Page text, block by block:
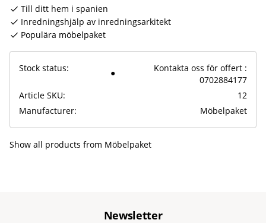
Till ditt hem i spanien
Inredningshjälp av inredningsarkitekt
Populära möbelpaket
Stock status
Kontakta oss för offert :
0702884177
Article SKU
12
Manufacturer
Möbelpaket
Show all products from Möbelpaket
Newsletter